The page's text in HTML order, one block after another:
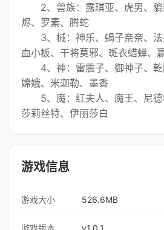
2、兽族：露琪亚、虎男、貔
烬、罗素、腾蛇
3、械：神乐、蝎子奈奈、法
血小板、干将莫邪、斑衣蜡蝉、
4、神：雷震子、御神子、乾
嫦娥、米迦勒、墨香
5、魔：红夫人、魔王、尼德
莎莉丝特、伊丽莎白
游戏信息
游戏大小 526.6MB
游戏版本 v1.0.1